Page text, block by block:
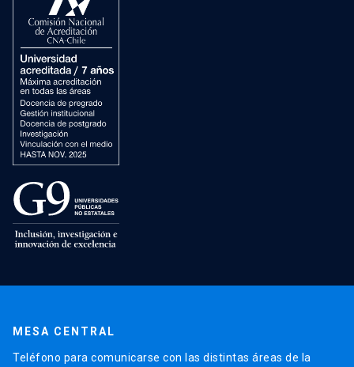
MESA CENTRAL
Teléfono para comunicarse con las distintas áreas de la